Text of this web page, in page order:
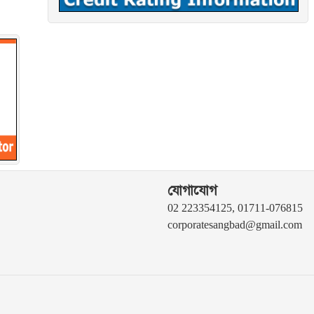
যোগাযোগ
02 223354125, 01711-076815
corporatesangbad@gmail.com